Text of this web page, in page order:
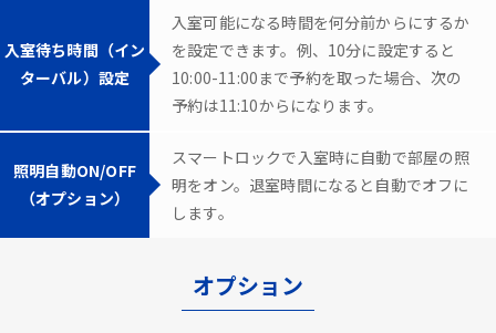
入室待ち時間（イン
ターバル）設定
入室可能になる時間を何分前からにするか
を設定できます。例、10分に設定すると
10:00-11:00まで予約を取った場合、次の
予約は11:10からになります。
照明自動ON/OFF
（オプション）
スマートロックで入室時に自動で部屋の照
明をオン。退室時間になると自動でオフに
します。
オプション